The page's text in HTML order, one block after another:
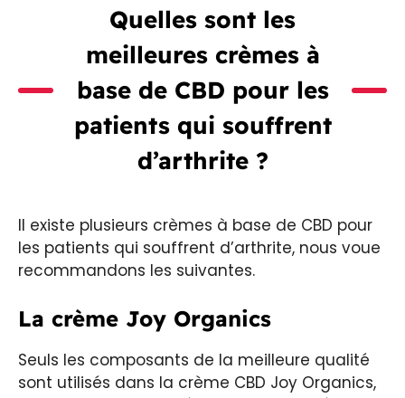
Quelles sont les
meilleures crèmes à
base de CBD pour les
patients qui souffrent
d’arthrite ?
Il existe plusieurs crèmes à base de CBD pour
les patients qui souffrent d’arthrite, nous voue
recommandons les suivantes.
La crème Joy Organics
Seuls les composants de la meilleure qualité
sont utilisés dans la crème CBD Joy Organics,